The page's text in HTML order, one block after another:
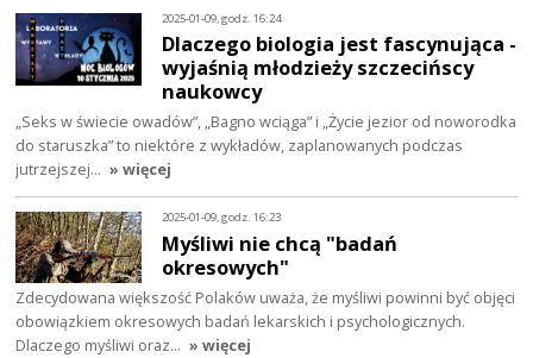
2025-01-09, godz. 16:24
Dlaczego biologia jest fascynująca -
wyjaśnią młodzieży szczecińscy
naukowcy
„Seks w świecie owadów”, „Bagno wciąga” i „Życie jezior od noworodka
do staruszka” to niektóre z wykładów, zaplanowanych podczas
jutrzejszej… » więcej
2025-01-09, godz. 16:23
Myśliwi nie chcą "badań
okresowych"
Zdecydowana większość Polaków uważa, że myśliwi powinni być objęci
obowiązkiem okresowych badań lekarskich i psychologicznych.
Dlaczego myśliwi oraz… » więcej